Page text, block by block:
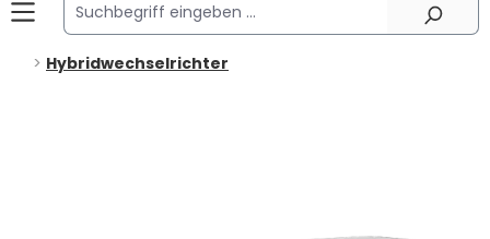
Hybridwechselrichter